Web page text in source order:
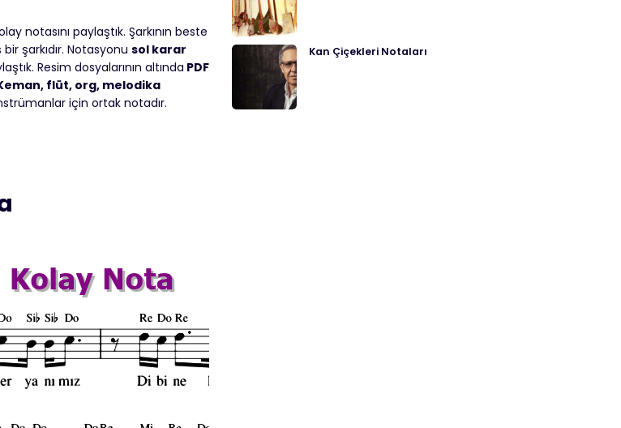
notasını paylaştık. Şarkının beste
şarkıdır. Notasyonu sol karar
Resim dosyalarının altında PDF
flüt, org, melodika
için ortak notadır.
Kan Çiçekleri Notaları